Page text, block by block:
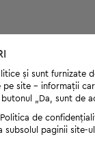
și sunt furnizate
site - informații
„Da, sunt de
de
paginii site-